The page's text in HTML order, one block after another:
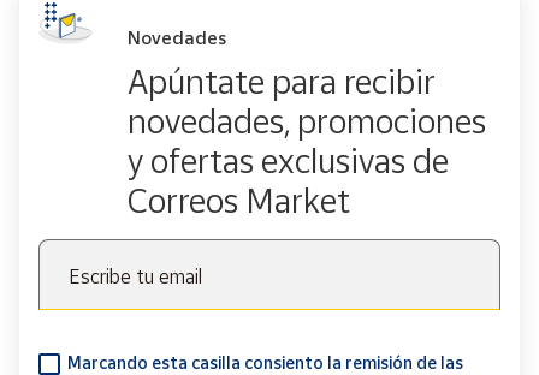
Novedades
Apúntate para recibir
novedades, promociones
y ofertas exclusivas de
Correos Market
Escribe tu email
Marcando esta casilla consiento la remisión de las